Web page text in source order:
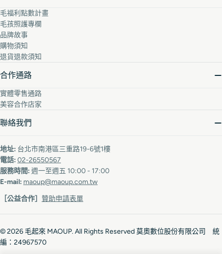
毛福利點數計畫
毛孩照護專欄
品牌故事
購物須知
退貨退款須知
合作通路
實體零售通路
美容合作店家
聯絡我們
地址: 台北市南港區三重路19-6號1樓
電話: 02-26550567
服務時間: 週一至週五 10:00 - 17:00
E-mail: maoup@maoup.com.tw
［公益合作］ 贊助申請表單
© 2026 毛起來 MAOUP. All Rights Reserved 莫奧數位股份有限公司 統
編：24967570